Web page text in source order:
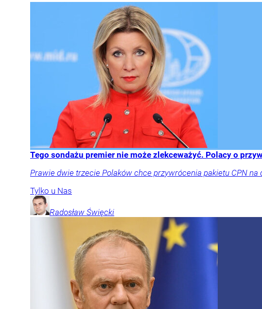
Tego sondażu premier nie może zlekceważyć. Polacy o
Prawie dwie trzecie Polaków chce przywrócenia pakietu CPN
Tylko u Nas
Radosław Święcki